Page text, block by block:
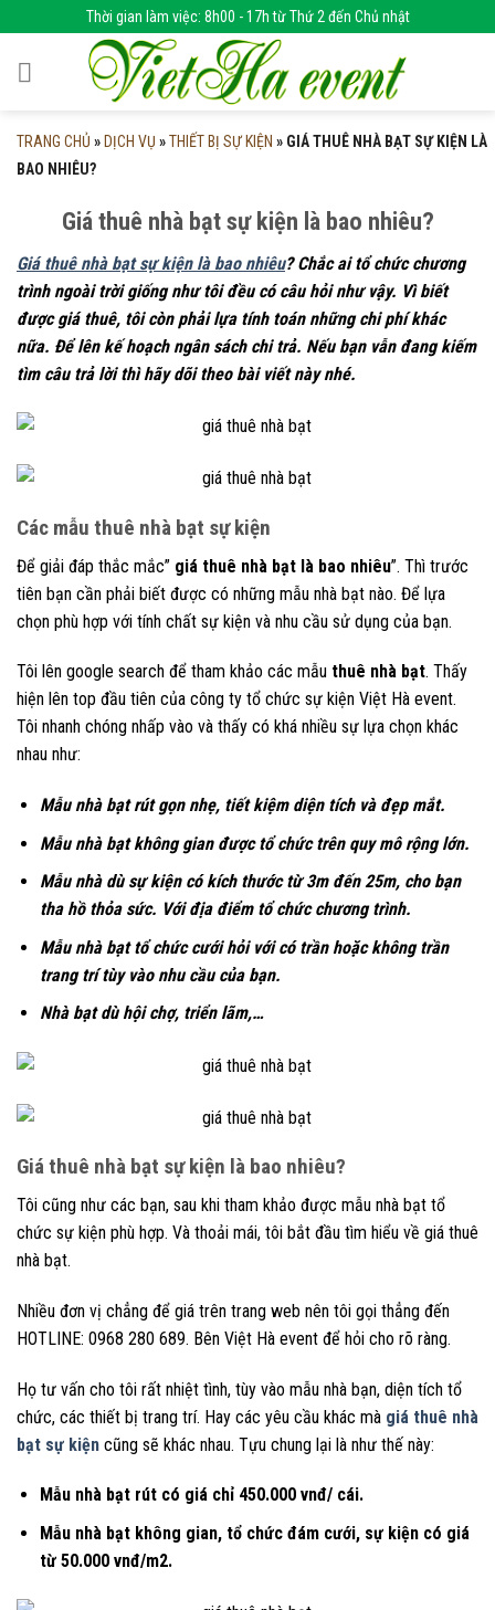
to
content
Thời gian làm việc: 8h00 - 17h từ Thứ 2 đến Chủ nhật
TRANG CHỦ » DỊCH VỤ »THIẾT BỊ SỰ KIỆN » GIÁ THUÊ NHÀ BẠT SỰ KIỆN LÀ
BAO NHIÊU?
Giá thuê nhà bạt sự kiện là bao nhiêu?
Giá thuê nhà bạt sự kiện là bao nhiêu? Chắc ai tổ chức chương
trình ngoài trời giống như tôi đều có câu hỏi như vậy. Vì biết
được giá thuê, tôi còn phải lựa tính toán những chi phí khác
nữa. Để lên kế hoạch ngân sách chi trả. Nếu bạn vẫn đang kiếm
tìm câu trả lời thì hãy dõi theo bài viết này nhé.
Các mẫu thuê nhà bạt sự kiện
Để giải đáp thắc mắc” giá thuê nhà bạt là bao nhiêu”. Thì trước
tiên bạn cần phải biết được có những mẫu nhà bạt nào. Để lựa
chọn phù hợp với tính chất sự kiện và nhu cầu sử dụng của bạn.
Tôi lên google search để tham khảo các mẫu thuê nhà bạt. Thấy
hiện lên top đầu tiên của công ty tổ chức sự kiện Việt Hà event.
Tôi nhanh chóng nhấp vào và thấy có khá nhiều sự lựa chọn khác
nhau như:
Mẫu nhà bạt rút gọn nhẹ, tiết kiệm diện tích và đẹp mắt.
Mẫu nhà bạt không gian được tổ chức trên quy mô rộng lớn.
Mẫu nhà dù sự kiện có kích thước từ 3m đến 25m, cho bạn
tha hồ thỏa sức. Với địa điểm tổ chức chương trình.
Mẫu nhà bạt tổ chức cưới hỏi với có trần hoặc không trần
trang trí tùy vào nhu cầu của bạn.
Nhà bạt dù hội chợ, triển lãm,…
Giá thuê nhà bạt sự kiện là bao nhiêu?
Tôi cũng như các bạn, sau khi tham khảo được mẫu nhà bạt tổ
chức sự kiện phù hợp. Và thoải mái, tôi bắt đầu tìm hiểu về giá thuê
nhà bạt.
Nhiều đơn vị chẳng để giá trên trang web nên tôi gọi thẳng đến
HOTLINE: 0968 280 689. Bên Việt Hà event để hỏi cho rõ ràng.
Họ tư vấn cho tôi rất nhiệt tình, tùy vào mẫu nhà bạn, diện tích tổ
chức, các thiết bị trang trí. Hay các yêu cầu khác mà giá thuê nhà
bạt sự kiện cũng sẽ khác nhau. Tựu chung lại là như thế này:
Mẫu nhà bạt rút có giá chỉ 450.000 vnđ/ cái.
Mẫu nhà bạt không gian, tổ chức đám cưới, sự kiện có giá
từ 50.000 vnđ/m2.